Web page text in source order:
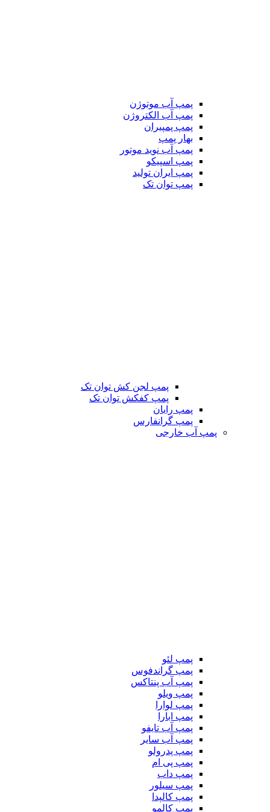
پمپ آب موتوژن
پمپ آب الکتروژن
پمپ پمپیران
بهار پمپ
پمپ آب نوید موتور
پمپ اسپیکو
پمپ ایران تولید
پمپ توان تک
پمپ لجن کش توان تک
پمپ کفکش توان تک
پمپ رایان
پمپ گرانفارس
پمپ آب خارجی
پمپ لئو
پمپ گراندفوس
پمپ آب پنتاکس
پمپ ویلو
پمپ لوارا
پمپ ابارا
پمپ آب تایفو
پمپ آب سایر
پمپ پدرولو
پمپ پی ام
پمپ داب
پمپ سیلور
پمپ کالپدا
پمپ کالمو